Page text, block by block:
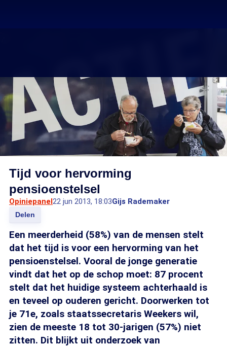
Tijd voor hervorming
pensioenstelsel
Opiniepanel22 jun 2013, 18:03Gijs Rademaker
Delen
Een meerderheid (58%) van de mensen stelt
dat het tijd is voor een hervorming van het
pensioenstelsel. Vooral de jonge generatie
vindt dat het op de schop moet: 87 procent
stelt dat het huidige systeem achterhaald is
en teveel op ouderen gericht. Doorwerken tot
je 71e, zoals staatssecretaris Weekers wil,
zien de meeste 18 tot 30-jarigen (57%) niet
zitten. Dit blijkt uit onderzoek van